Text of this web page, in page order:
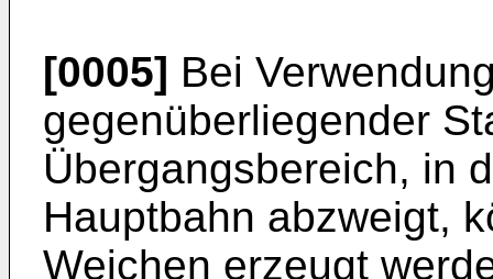
[0005] Bei
gegenüberliegender
Übergangsbereich, in
Hauptbahn abzweigt,
Weichen erzeugt